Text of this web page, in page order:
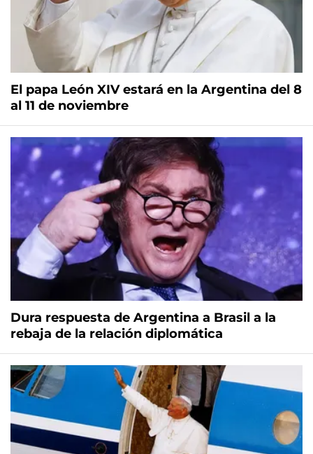
El papa León XIV estará en la Argentina del 8
al 11 de noviembre
Dura respuesta de Argentina a Brasil a la
rebaja de la relación diplomática